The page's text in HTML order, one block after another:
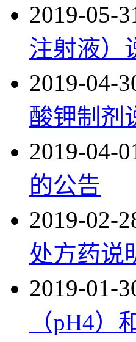
2019-05-
注射液）
2019-04-
酸钾制剂
2019-04-
的公告
2019-02-
处方药说
2019-01-
（pH4